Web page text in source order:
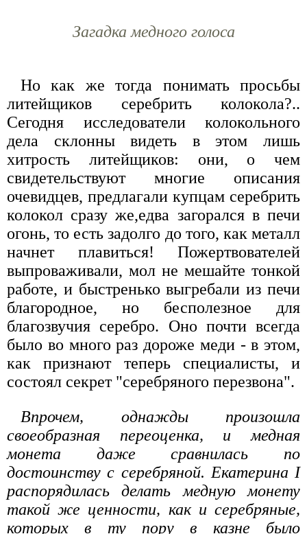
Загадка медного голоса
Но как же тогда понимать просьбы
литейщиков серебрить колокола?..
Сегодня исследователи колокольного
дела склонны видеть в этом лишь
хитрость литейщиков: они, о чем
свидетельствуют многие описания
очевидцев, предлагали купцам серебрить
колокол сразу же,едва загорался в печи
огонь, то есть задолго до того, как металл
начнет плавиться! Пожертвователей
выпроваживали, мол не мешайте тонкой
работе, и быстренько выгребали из печи
благородное, но бесполезное для
благозвучия серебро. Оно почти всегда
было во много раз дороже меди - в этом,
как признают теперь специалисты, и
состоял секрет "серебряного перезвона".
Впрочем, однажды произошла
своеобразная переоценка, и медная
монета даже сравнилась по
достоинству с серебряной. Екатерина I
распорядилась делать медную монету
такой же ценности, как и серебряные,
которых в ту пору в казне было